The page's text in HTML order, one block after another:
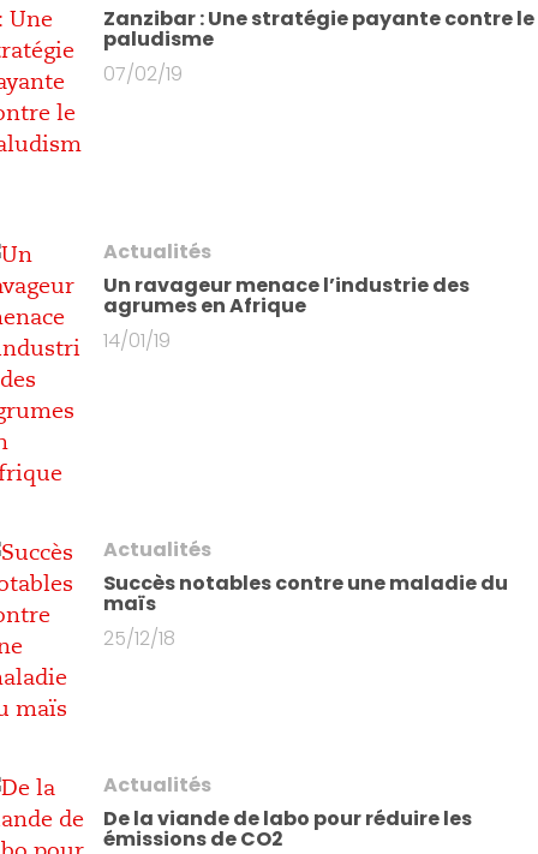
Zanzibar : Une stratégie payante contre le
paludisme
07/02/19
Actualités
Un ravageur menace l’industrie des
agrumes en Afrique
14/01/19
Actualités
Succès notables contre une maladie du
maïs
25/12/18
Actualités
De la viande de labo pour réduire les
émissions de CO2